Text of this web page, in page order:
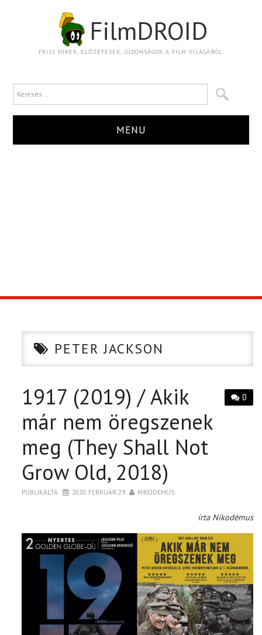
FilmDROID
FRISS HÍREK, ELŐZETESEK, ÚJDONSÁGOK A FILM VILÁGÁBÓL.
MENU
CIKK
PÓLÓ RENDELÉS
PETER JACKSON
0
1917 (2019) / Akik
már nem öregszenek
meg (They Shall Not
Grow Old, 2018)
PUBLIKÁLTA 2020. FEBRUÁR 29. NIKODEMUS
írta Nikodémus